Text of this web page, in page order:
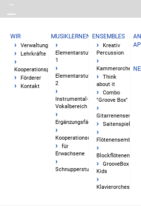
WIR
Verwaltung
Lehrkräfte
Kooperationspartner
Förderer
Kontakt
MUSIKLERNEN
Elementarstufe
1
Elementarstufe
2
Instrumental-
Vokalbereich
Ergänzungsfächer
Kooperationsunterricht
für
Erwachsene
Schnupperstunden
ENSEMBLES
Kreativ
Percussion
Kammerorchester
Think
about it
Combo
"Groove Box"
Gitarrenensemble
Saitenspiel
Flötenensemble
GrooveBox
Kids
Klavierorchester